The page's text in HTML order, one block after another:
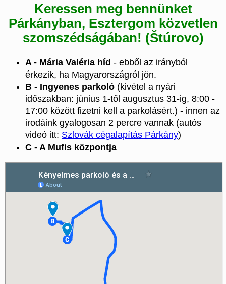
Keressen meg bennünket
Párkányban, Esztergom közvetlen
szomszédságában! (Štúrovo)
A - Mária Valéria híd - ebből az irányból
érkezik, ha Magyarországról jön.
B - Ingyenes parkoló (kivétel a nyári
időszakban: június 1-től augusztus 31-ig, 8:00 -
17:00 között fizetni kell a parkolásért.) - innen az
irodáink gyalogosan 2 percre vannak (autós
videó itt: Szlovák cégalapítás Párkány)
C - A Mufis központja